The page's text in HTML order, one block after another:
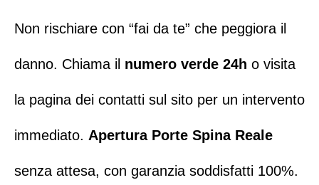
Non rischiare con “fai da te” che peggiora il
danno. Chiama il numero verde 24h o visita
la pagina dei contatti sul sito per un intervento
immediato. Apertura Porte Spina Reale
senza attesa, con garanzia soddisfatti 100%.